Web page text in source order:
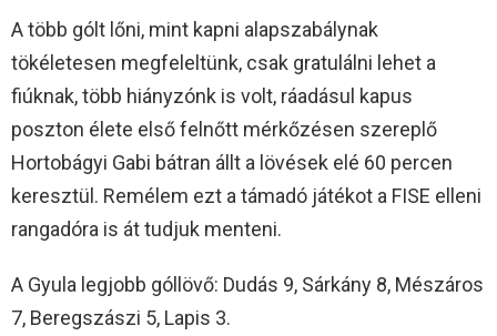
A több gólt lőni, mint kapni alapszabálynak
tökéletesen megfeleltünk, csak gratulálni lehet a
fiúknak, több hiányzónk is volt, ráadásul kapus
poszton élete első felnőtt mérkőzésen szereplő
Hortobágyi Gabi bátran állt a lövések elé 60 percen
keresztül. Remélem ezt a támadó játékot a FISE elleni
rangadóra is át tudjuk menteni.
A Gyula legjobb góllövő: Dudás 9, Sárkány 8, Mészáros
7, Beregszászi 5, Lapis 3.